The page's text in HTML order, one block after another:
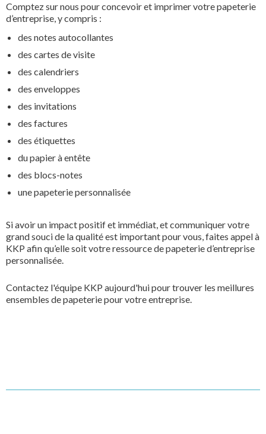
Comptez sur nous pour concevoir et imprimer votre papeterie
d’entreprise, y compris :
des notes autocollantes
des cartes de visite
des calendriers
des enveloppes
des invitations
des factures
des étiquettes
du papier à entête
des blocs-notes
une papeterie personnalisée
Si avoir un impact positif et immédiat, et communiquer votre
grand souci de la qualité est important pour vous, faites appel à
KKP afin qu’elle soit votre ressource de papeterie d’entreprise
personnalisée.
Contactez l'équipe KKP aujourd'hui pour trouver les meillures
ensembles de papeterie pour votre entreprise.